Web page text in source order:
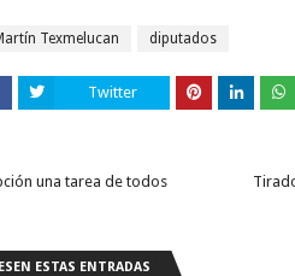
Texmelucan diputados
Twitter
una tarea de todos
ESTAS ENTRADAS